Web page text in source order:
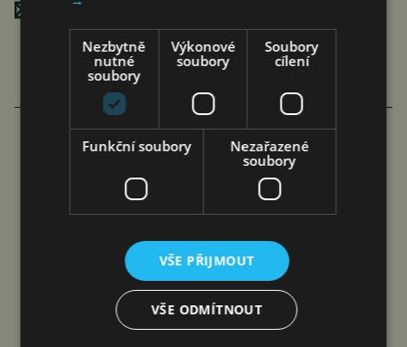
Poslat mailem
NOVÝ CHERY TIGGO 7 HEV ZVYŠUJE
BEZPEČNOST PRO RODINY S 5*
6. 8. 2026
Nezbytně
nutné
soubory
Výkonové
soubory
Soubory
cílení
Funkční soubory
Nezařazené
soubory
VŠE PŘIJMOUT
VŠE ODMÍTNOUT